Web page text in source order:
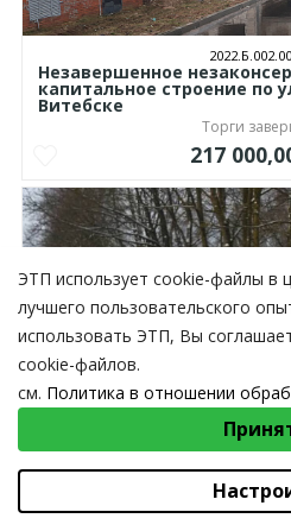
Незавершенное
капитальное строение по
Витебске
Торги
217
Забор железобетонный
адресу: Витебская обл.,
Бешенковичи, ул.
Торги
7 256,80
ЭТП использует cookie-файлы в
лучшего пользовательского
использовать ЭТП, Вы
cookie-файлов.
см. Политика в отношении
ВЫБЕРИТЕ НАСТРОЙКИ COOKIE
Функциональные/Статистические